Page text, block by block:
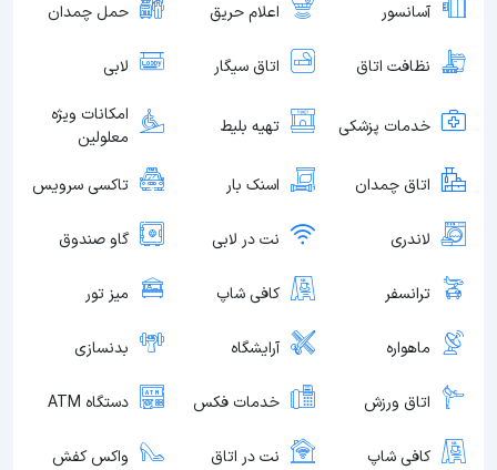
آسانسور اعلام حریق حمل چمدان
نظافت اتاق اتاق سیگار لابی
خدمات پزشکی تهیه بلیط
امکانات ویژه
معلولین
اتاق چمدان اسنک بار تاکسی سرویس
لاندری نت در لابی گاو صندوق
ترانسفر کافی شاپ میز تور
ماهواره آرایشگاه بدنسازی
اتاق ورزش خدمات فکس دستگاه ATM
کافی شاپ نت در اتاق واکس کفش